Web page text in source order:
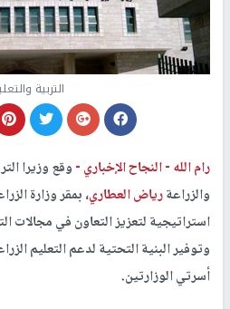
التربية
رام الله -النجاح الإخباري -وقع وزيرا
والزراعةرياض العطاري، بمقر وزارة
استراتيجية لتعزيز التعاون في مجالات
وتوفير البنية التحتية لدعم التعليم
أسرتي الوزارتين.